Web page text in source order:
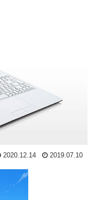
2020.12.14 2019.07.10